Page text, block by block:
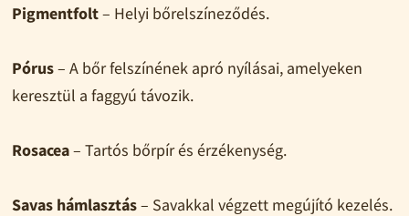
Pigmentfolt– Helyi bőrelszíneződés.
Pórus– A bőr felszínének apró nyílásai, amelyeken
keresztül a faggyú távozik.
Rosacea– Tartós bőrpír és érzékenység.
Savas hámlasztás– Savakkal végzett megújító kezelés.